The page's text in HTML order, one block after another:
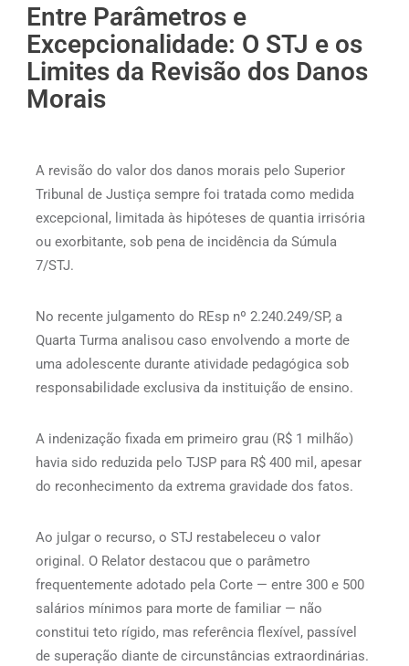
Entre Parâmetros e
Excepcionalidade: O STJ e os
Limites da Revisão dos Danos
Morais
A revisão do valor dos danos morais pelo Superior
Tribunal de Justiça sempre foi tratada como medida
excepcional, limitada às hipóteses de quantia irrisória
ou exorbitante, sob pena de incidência da Súmula
7/STJ.
No recente julgamento do REsp nº 2.240.249/SP, a
Quarta Turma analisou caso envolvendo a morte de
uma adolescente durante atividade pedagógica sob
responsabilidade exclusiva da instituição de ensino.
A indenização fixada em primeiro grau (R$ 1 milhão)
havia sido reduzida pelo TJSP para R$ 400 mil, apesar
do reconhecimento da extrema gravidade dos fatos.
Ao julgar o recurso, o STJ restabeleceu o valor
original. O Relator destacou que o parâmetro
frequentemente adotado pela Corte — entre 300 e 500
salários mínimos para morte de familiar — não
constitui teto rígido, mas referência flexível, passível
de superação diante de circunstâncias extraordinárias.